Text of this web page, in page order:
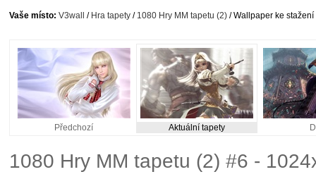
Vaše místo: V3wall / Hra tapety / 1080 Hry MM tapetu (2) / Wallpaper ke stažení
Předchozí Aktuální tapety
1080 Hry MM tapetu (2) #6 -